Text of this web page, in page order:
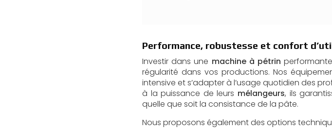
Performance, robustesse et confort
Investir dans une machine à pétrin
régularité dans vos productions. Nos
intensive et s’adapter à l’usage quotidien des
à la puissance de leurs mélangeurs, ils
quelle que soit la consistance de la pâte.
Nous proposons également des options